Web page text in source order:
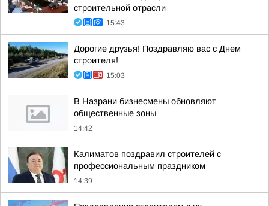
строительной отрасли
15:43
Дорогие друзья! Поздравляю вас с Днем
строителя!
15:03
В Назрани бизнесмены обновляют
общественные зоны
14:42
Калиматов поздравил строителей с
профессиональным праздником
14:39